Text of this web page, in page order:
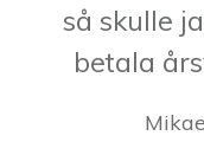
så skulle
betala